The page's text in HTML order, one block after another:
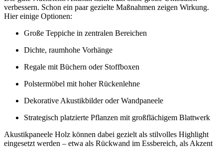
verbessern. Schon ein paar gezielte Maßnahmen zeigen Wirkung.
Hier einige Optionen:
Große Teppiche in zentralen Bereichen
Dichte, raumhohe Vorhänge
Regale mit Büchern oder Stoffboxen
Polstermöbel mit hoher Rückenlehne
Dekorative Akustikbilder oder Wandpaneele
Strategisch platzierte Pflanzen mit großflächigem Blattwerk
Akustikpaneele Holz können dabei gezielt als stilvolles Highlight
eingesetzt werden – etwa als Rückwand im Essbereich, als Akzent